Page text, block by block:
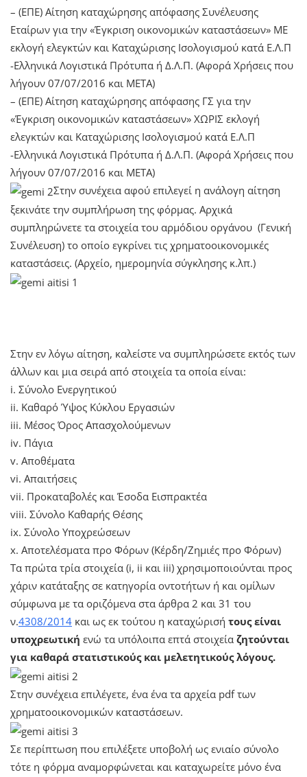
– (ΕΠΕ) Αίτηση καταχώρησης απόφασης Συνέλευσης
Εταίρων για την «Έγκριση οικονομικών καταστάσεων» ME
εκλογή ελεγκτών και Καταχώρισης Ισολογισμού κατά Ε.Λ.Π
-Ελληνικά Λογιστικά Πρότυπα ή Δ.Λ.Π. (Αφορά Χρήσεις που
λήγουν 07/07/2016 και META)
– (ΕΠΕ) Αίτηση καταχώρησης απόφασης ΓΣ για την
«Έγκριση οικονομικών καταστάσεων» ΧΩΡΙΣ εκλογή
ελεγκτών και Καταχώρισης Ισολογισμού κατά Ε.Λ.Π
-Ελληνικά Λογιστικά Πρότυπα ή Δ.Λ.Π. (Αφορά Χρήσεις που
λήγουν 07/07/2016 και META)
Στην συνέχεια αφού επιλεγεί η ανάλογη αίτηση
ξεκινάτε την συμπλήρωση της φόρμας. Αρχικά
συμπληρώνετε τα στοιχεία του αρμόδιου οργάνου (Γενική
Συνέλευση) το οποίο εγκρίνει τις χρηματοοικονομικές
καταστάσεις. (Αρχείο, ημερομηνία σύγκλησης κ.λπ.)
Στην εν λόγω αίτηση, καλείστε να συμπληρώσετε εκτός των
άλλων και μια σειρά από στοιχεία τα οποία είναι:
i. Σύνολο Ενεργητικού
ii. Καθαρό Ύψος Κύκλου Εργασιών
iii. Μέσος Όρος Απασχολούμενων
iv. Πάγια
v. Αποθέματα
vi. Απαιτήσεις
vii. Προκαταβολές και Έσοδα Εισπρακτέα
viii. Σύνολο Καθαρής Θέσης
ix. Σύνολο Υποχρεώσεων
x. Αποτελέσματα προ Φόρων (Κέρδη/Ζημιές προ Φόρων)
Τα πρώτα τρία στοιχεία (i, ii και iii) χρησιμοποιούνται προς
χάριν κατάταξης σε κατηγορία οντοτήτων ή και ομίλων
σύμφωνα με τα οριζόμενα στα άρθρα 2 και 31 του
ν.4308/2014 και ως εκ τούτου η καταχώρισή τους είναι
υποχρεωτική ενώ τα υπόλοιπα επτά στοιχεία ζητούνται
για καθαρά στατιστικούς και μελετητικούς λόγους.
Στην συνέχεια επιλέγετε, ένα ένα τα αρχεία pdf των
χρηματοοικονομικών καταστάσεων.
Σε περίπτωση που επιλέξετε υποβολή ως ενιαίο σύνολο
τότε η φόρμα αναμορφώνεται και καταχωρείτε μόνο ένα